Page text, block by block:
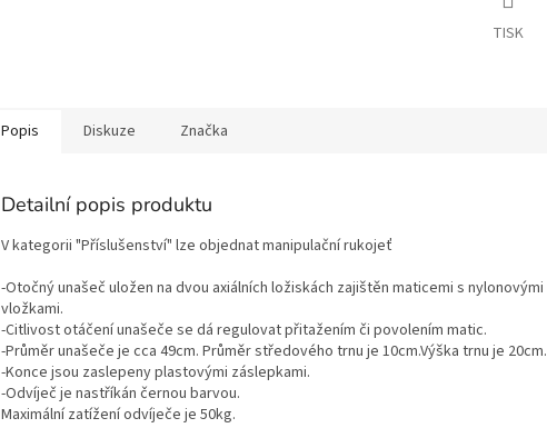
TISK
Popis Diskuze Značka
Detailní popis produktu
V kategorii "Příslušenství" lze objednat manipulační rukojeť
-Otočný unašeč uložen na dvou axiálních ložiskách zajištěn maticemi s nylonovými
vložkami.
-Citlivost otáčení unašeče se dá regulovat přitažením či povolením matic.
-Průměr unašeče je cca 49cm. Průměr středového trnu je 10cm.Výška trnu je 20cm.
-Konce jsou zaslepeny plastovými záslepkami.
-Odvíječ je nastříkán černou barvou.
Maximální zatížení odvíječe je 50kg.